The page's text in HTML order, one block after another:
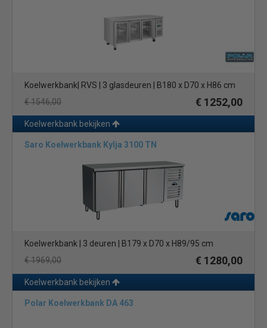
Koelwerkbank| RVS | 3 glasdeuren | B180 x D70 x H86 cm
€ 1546,00
€ 1252,00
Koelwerkbank bekijken
Saro Koelwerkbank Kylja 3100 TN
Koelwerkbank | 3 deuren | B179 x D70 x H89/95 cm
€ 1969,00
€ 1280,00
Koelwerkbank bekijken
Polar Koelwerkbank DA 463